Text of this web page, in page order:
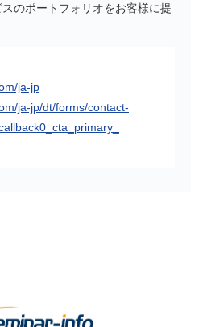
のポートフォリオをお客様に提
ja-jp
ja-jp/dt/forms/contact-